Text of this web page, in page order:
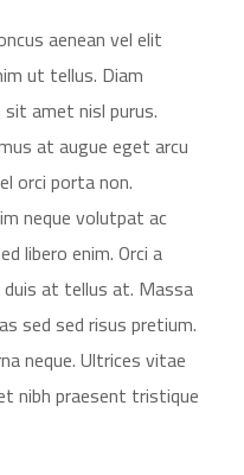
aenean vel elit
ut tellus. Diam
amet nisl purus.
at augue eget arcu
orci porta non.
neque volutpat ac
libero enim. Orci a
at tellus at. Massa
sed sed risus pretium.
neque. Ultrices vitae
nibh praesent tristique